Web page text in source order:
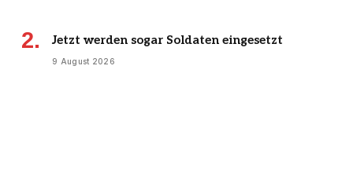
Jetzt werden sogar Soldaten eingesetzt
9 August 2026